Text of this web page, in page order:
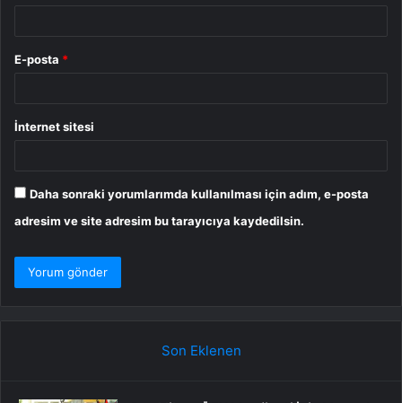
E-posta *
İnternet sitesi
Daha sonraki yorumlarımda kullanılması için adım, e-posta
adresim ve site adresim bu tarayıcıya kaydedilsin.
Son Eklenen